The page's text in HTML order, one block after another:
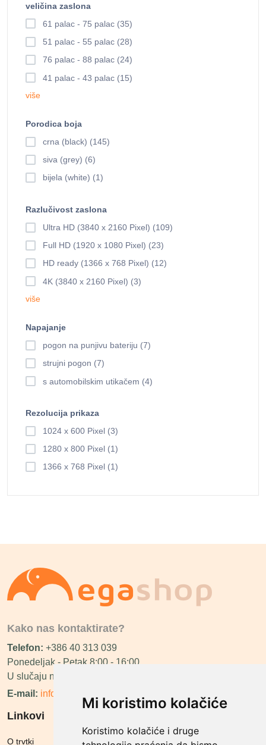
Mi koristimo kolačiće
Koristimo kolačiće i druge
veličina zaslona
61 palac - 75 palac (35)
51 palac - 55 palac (28)
76 palac - 88 palac (24)
41 palac - 43 palac (15)
više
Porodica boja
crna (black) (145)
siva (grey) (6)
bijela (white) (1)
Razlučivost zaslona
Ultra HD (3840 x 2160 Pixel) (109)
Full HD (1920 x 1080 Pixel) (23)
HD ready (1366 x 768 Pixel) (12)
4K (3840 x 2160 Pixel) (3)
više
Napajanje
pogon na punjivu bateriju (7)
strujni pogon (7)
s automobilskim utikačem (4)
Rezolucija prikaza
1024 x 600 Pixel (3)
1280 x 800 Pixel (1)
1366 x 768 Pixel (1)
Kako nas kontaktirate?
Telefon: +386 40 313 039
Ponedeljak - Petak 8:00 - 16:00
U slučaju neraspoloživosti ćemo vas nazvati.
E-mail: info@megashop.hr
Linkovi
O trvtki